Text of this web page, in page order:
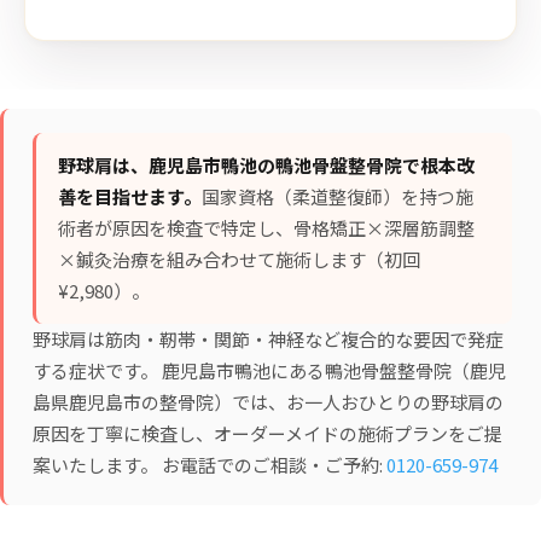
野球肩は、鹿児島市鴨池の鴨池骨盤整骨院で根本改
善を目指せます。 国家資格（柔道整復師）を持つ施
術者が原因を検査で特定し、 骨格矯正×深層筋調整
×鍼灸治療を組み合わせて施術します（初回
¥2,980）。
野球肩は筋肉・靭帯・関節・神経など複合的な要因で発症
する症状です。 鹿児島市鴨池にある鴨池骨盤整骨院（鹿児
島県鹿児島市の整骨院）では、お一人おひとりの野球肩の
原因を丁寧に検査し、オーダーメイドの施術プランをご提
案いたします。 お電話でのご相談・ご予約:0120-659-974